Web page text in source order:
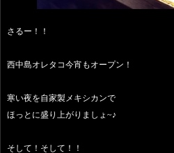
さるー！！
西中島オレタコ今宵もオープン！
寒い夜を自家製メキシカンで
ほっとに盛り上がりましょ~♪
そして！そして！！